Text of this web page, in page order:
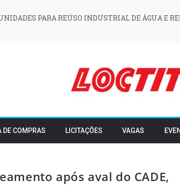
PARA REÚSO INDUSTRIAL DE ÁGUA E
DE COMPRAS LICITAÇÕES VAGAS
após aval do CADE,